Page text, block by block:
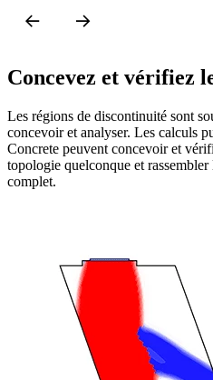
Concevez et vérifiez
Les régions de discontinuité sont
concevoir et analyser. Les calculs
Concrete peuvent concevoir et
topologie quelconque et
complet.